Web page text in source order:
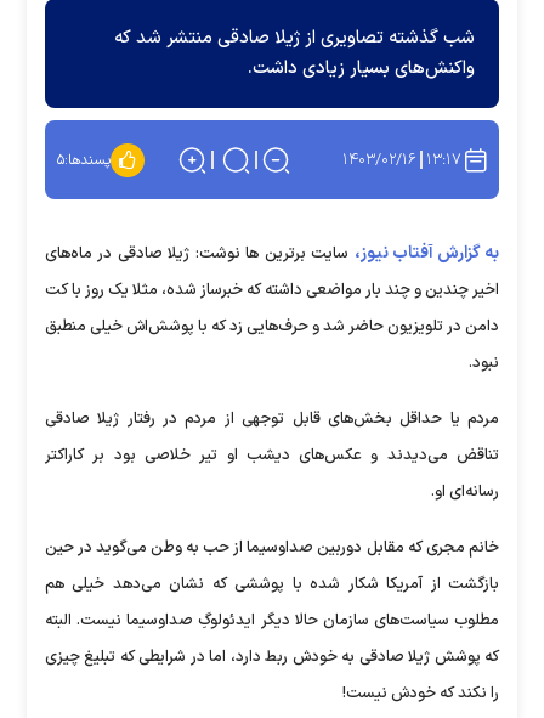
شب گذشته تصاویری از ژیلا صادقی منتشر شد که
واکنش‌های بسیار زیادی داشت.
۱۳:۱۷ ۱۴۰۳/۰۲/۱۶ پسندها:۵
به گزارش آفتاب نیوز، سایت برترین ها نوشت: ژیلا صادقی در ماه‌های
اخیر چندین و چند بار مواضعی داشته که خبرساز شده، مثلا یک روز با کت
دامن در تلویزیون حاضر شد و حرف‌هایی زد که با پوشش‌اش خیلی منطبق
نبود.
مردم یا حداقل بخش‌های قابل توجهی از مردم در رفتار ژیلا صادقی
تناقض می‌دیدند و عکس‌های دیشب او تیر خلاصی بود بر کاراکتر
رسانه‌ای او.
خانم مجری که مقابل دوربین صداوسیما از حب به وطن می‌گوید در حین
بازگشت از آمریکا شکار شده با پوششی که نشان می‌دهد خیلی هم
مطلوب سیاست‌های سازمان حالا دیگر ایدئولوگِ صداوسیما نیست. البته
که پوشش ژیلا صادقی به خودش ربط دارد، اما در شرایطی که تبلیغ چیزی
را نکند که خودش نیست!